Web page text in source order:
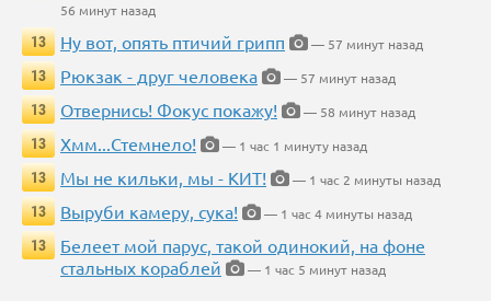
56 минут назад
13
Ну вот, опять птичий грипп
— 57 минут назад
13
Рюкзак - друг человека
— 57 минут назад
13
Отвернись! Фокус покажу!
— 58 минут назад
13
Хмм...Стемнело!
— 1 час 1 минуту назад
13
Мы не кильки, мы - КИТ!
— 1 час 2 минуты назад
13
Выруби камеру, сука!
— 1 час 4 минуты назад
13
Белеет мой парус, такой одинокий, на фоне
стальных кораблей
— 1 час 5 минут назад